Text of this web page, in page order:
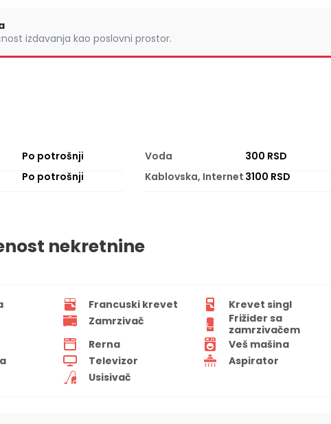
izdavanja kao poslovni prostor.
Po potrošnji Voda
300 RSD
Po potrošnji Kablovska, Internet 3100 RSD
nekretnine
Francuski krevet
Krevet singl
Zamrzivač
Frižider sa
zamrzivačem
Rerna
Veš mašina
Televizor
Aspirator
Usisivač